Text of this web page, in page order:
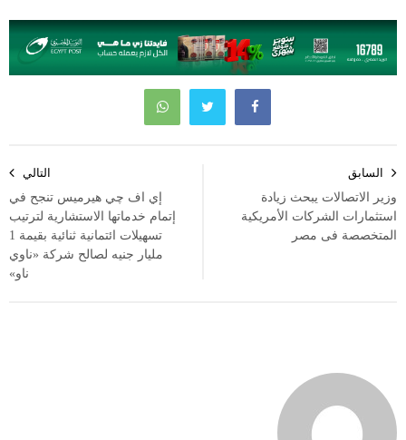
المقالات
السابق
وزير الاتصالات يبحث زيادة
استثمارات الشركات الأمريكية
المتخصصة فى مصر
التالي
إي اف چي هيرميس تنجح في
إتمام خدماتها الاستشارية لترتيب
تسهيلات ائتمانية ثنائية بقيمة 1
مليار جنيه لصالح شركة «ناوي
ناو»